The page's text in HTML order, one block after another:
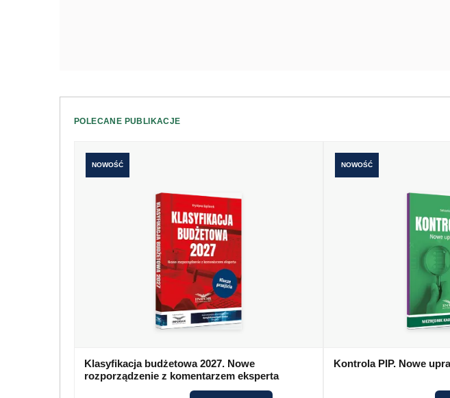
POLECANE PUBLIKACJE
NOWOŚĆ
Klasyfikacja budżetowa 2027. Nowe
rozporządzenie z komentarzem eksperta
NOWOŚĆ
Kontrola PIP. Nowe